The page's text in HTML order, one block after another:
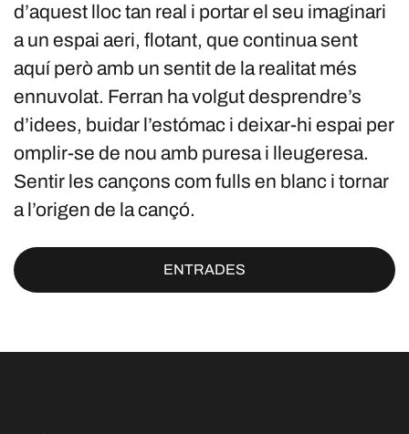
d’aquest lloc tan real i portar el seu imaginari
a un espai aeri, flotant, que continua sent
aquí però amb un sentit de la realitat més
ennuvolat. Ferran ha volgut desprendre’s
d’idees, buidar l’estómac i deixar-hi espai per
omplir-se de nou amb puresa i lleugeresa.
Sentir les cançons com fulls en blanc i tornar
a l’origen de la cançó.
ENTRADES